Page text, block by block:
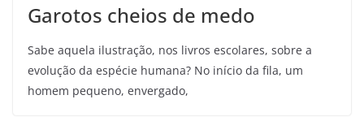
Garotos cheios de medo
Sabe aquela ilustração, nos livros escolares, sobre a
evolução da espécie humana? No início da fila, um
homem pequeno, envergado,